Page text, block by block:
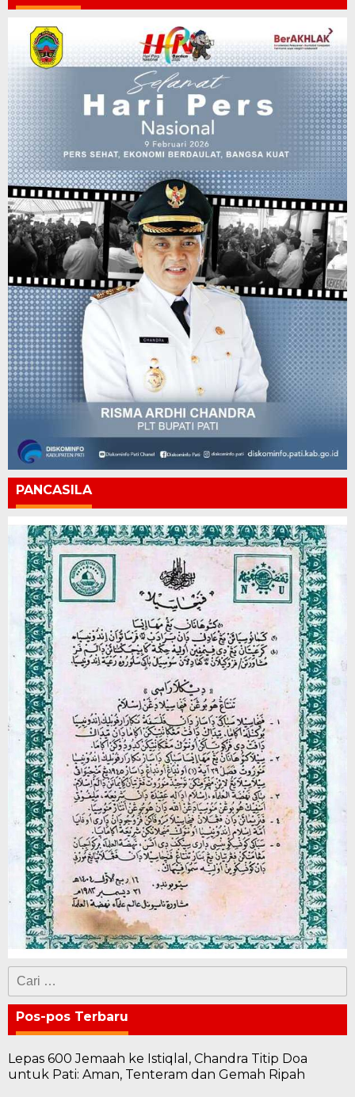
PANCASILA
Cari
untuk:
Pos-pos Terbaru
Lepas 600 Jemaah ke Istiqlal, Chandra Titip Doa
untuk Pati: Aman, Tenteram dan Gemah Ripah